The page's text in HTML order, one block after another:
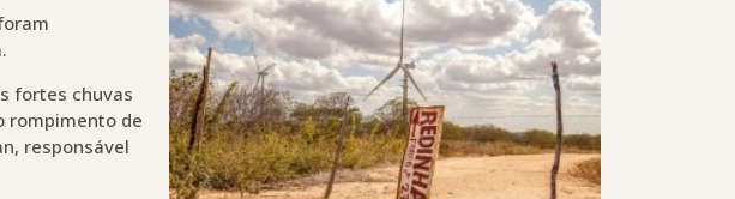
fortes chuvas
rompimento de
responsável